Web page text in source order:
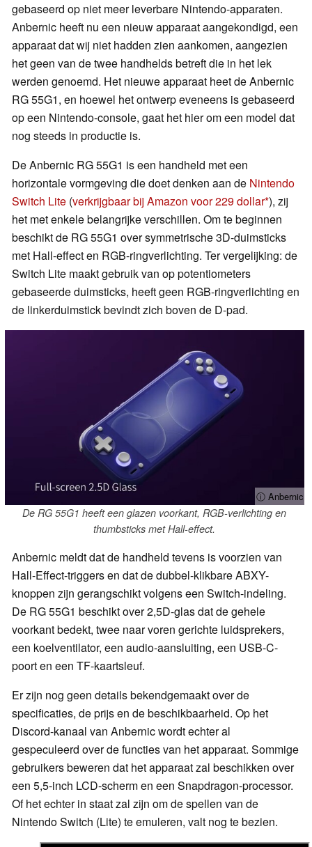
gebaseerd op niet meer leverbare Nintendo-apparaten.
Anbernic heeft nu een nieuw apparaat aangekondigd, een
apparaat dat wij niet hadden zien aankomen, aangezien
het geen van de twee handhelds betreft die in het lek
werden genoemd. Het nieuwe apparaat heet de Anbernic
RG 55G1, en hoewel het ontwerp eveneens is gebaseerd
op een Nintendo-console, gaat het hier om een model dat
nog steeds in productie is.
De Anbernic RG 55G1 is een handheld met een
horizontale vormgeving die doet denken aan de Nintendo
Switch Lite (verkrijgbaar bij Amazon voor 229 dollar ), zij
het met enkele belangrijke verschillen. Om te beginnen
beschikt de RG 55G1 over symmetrische 3D-duimsticks
met Hall-effect en RGB-ringverlichting. Ter vergelijking: de
Switch Lite maakt gebruik van op potentiometers
gebaseerde duimsticks, heeft geen RGB-ringverlichting en
de linkerduimstick bevindt zich boven de D-pad.
ⓘ Anbernic
De RG 55G1 heeft een glazen voorkant, RGB-verlichting en
thumbsticks met Hall-effect.
Anbernic meldt dat de handheld tevens is voorzien van
Hall-Effect-triggers en dat de dubbel-klikbare ABXY-
knoppen zijn gerangschikt volgens een Switch-indeling.
De RG 55G1 beschikt over 2,5D-glas dat de gehele
voorkant bedekt, twee naar voren gerichte luidsprekers,
een koelventilator, een audio-aansluiting, een USB-C-
poort en een TF-kaartsleuf.
Er zijn nog geen details bekendgemaakt over de
specificaties, de prijs en de beschikbaarheid. Op het
Discord-kanaal van Anbernic wordt echter al
gespeculeerd over de functies van het apparaat. Sommige
gebruikers beweren dat het apparaat zal beschikken over
een 5,5-inch LCD-scherm en een Snapdragon-processor.
Of het echter in staat zal zijn om de spellen van de
Nintendo Switch (Lite) te emuleren, valt nog te bezien.